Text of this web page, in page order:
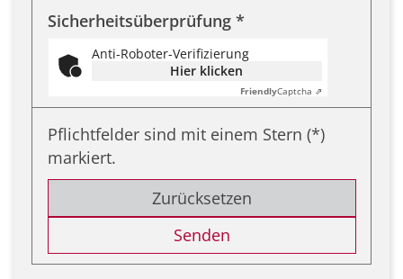
Sicherheitsüberprüfung *
Anti-Roboter-Verifizierung
Hier klicken
FriendlyCaptcha ⇗
Pflichtfelder sind mit einem Stern (*)
markiert.
Zurücksetzen